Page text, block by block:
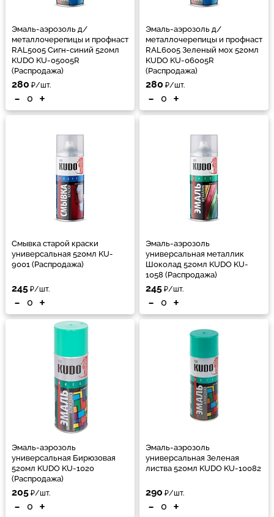
Эмаль-аэрозоль д/
металлочерепицы и профнаст
RAL5005 Сигн-синий 520мл
KUDO KU-05005R
(Распродажа)
280 ₽/шт.
- +
Эмаль-аэрозоль д/
металлочерепицы и профнаст
RAL6005 Зеленый мох 520мл
KUDO KU-06005R
(Распродажа)
280 ₽/шт.
- +
Смывка старой краски
универсальная 520мл KU-
9001 (Распродажа)
245 ₽/шт.
- +
Эмаль-аэрозоль
универсальная металлик
Шоколад 520мл KUDO KU-
1058 (Распродажа)
245 ₽/шт.
- +
Эмаль-аэрозоль
универсальная Бирюзовая
520мл KUDO KU-1020
(Распродажа)
205 ₽/шт.
- +
Эмаль-аэрозоль
универсальная Зеленая
листва 520мл KUDO KU-10082
290 ₽/шт.
- +